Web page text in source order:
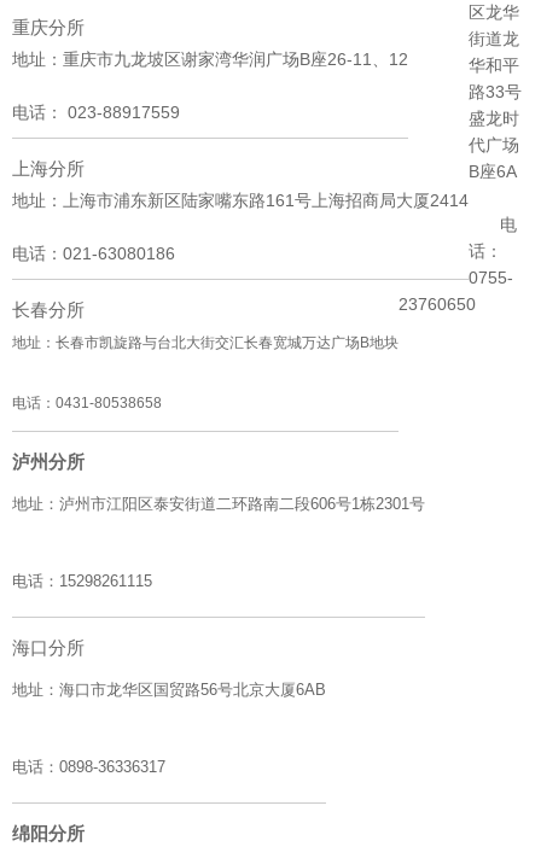
重庆分所
地址： 重庆市九龙坡区谢家湾华润广场B座26-11、12
电话： 023-88917559
上海分所
地址： 上海市浦东新区陆家嘴东路161号上海招商局大厦2414
电话： 021-63080186
长春分所
地址： 长春市凯旋路与台北大街交汇长春宽城万达广场B地块
电话： 0431-80538658
泸州分所
地址： 泸州市江阳区泰安街道二环路南二段606号1栋2301号
电话： 15298261115
海口分所
地址： 海口市龙华区国贸路56号北京大厦6AB
电话： 0898-36336317
绵阳分所
区龙华
街道龙
华和平
路33号
盛龙时
代广场
B座6A
电
话：
0755-
23760650